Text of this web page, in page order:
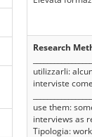
Research
utilizzarli:
interviste
use them:
interviews as
Tipologia: